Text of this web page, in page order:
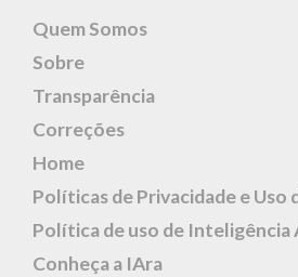
Quem Somos
Sobre
Transparência
Correções
Home
Políticas de Privacidade e Uso
Política de uso de Inteligência
Conheça a IAra